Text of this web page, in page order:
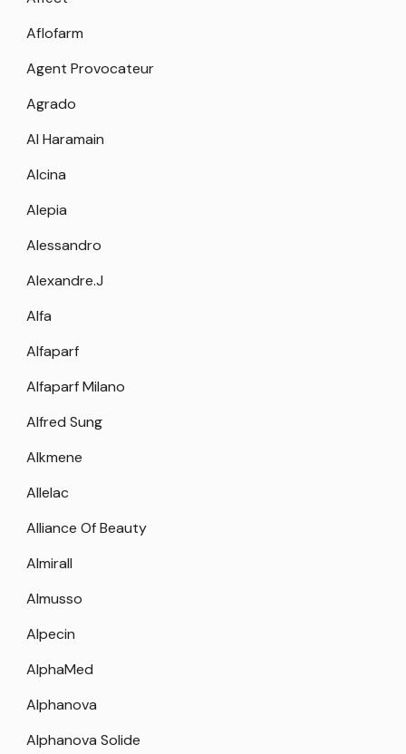
Aflofarm
Agent Provocateur
Agrado
Al Haramain
Alcina
Alepia
Alessandro
Alexandre.J
Alfa
Alfaparf
Alfaparf Milano
Alfred Sung
Alkmene
Allelac
Alliance Of Beauty
Almirall
Almusso
Alpecin
AlphaMed
Alphanova
Alphanova Solide